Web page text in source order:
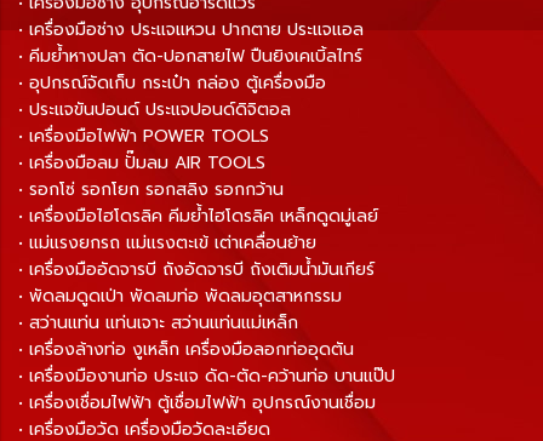
• เครื่องมือช่าง ประแจแหวน ปากตาย ประแจแอล
• คีมย้ำหางปลา ตัด-ปอกสายไฟ ปืนยิงเคเบิ้ลไทร์
• อุปกรณ์จัดเก็บ กระเป๋า กล่อง ตู้เครื่องมือ
• ประแจขันปอนด์ ประแจปอนด์ดิจิตอล
• เครื่องมือไฟฟ้า POWER TOOLS
• เครื่องมือลม ปั๊มลม AIR TOOLS
• รอกโซ่ รอกโยก รอกสลิง รอกกว้าน
• เครื่องมือไฮโดรลิค คีมย้ำไฮโดรลิค เหล็กดูดมู่เลย์
• แม่แรงยกรถ แม่แรงตะเข้ เต่าเคลื่อนย้าย
• เครื่องมืออัดจารบี ถังอัดจารบี ถังเติมน้ำมันเกียร์
• พัดลมดูดเป่า พัดลมท่อ พัดลมอุตสาหกรรม
• สว่านแท่น แท่นเจาะ สว่านแท่นแม่เหล็ก
• เครื่องล้างท่อ งูเหล็ก เครื่องมือลอกท่ออุดตัน
• เครื่องมืองานท่อ ประแจ ดัด-ตัด-คว้านท่อ บานแป๊ป
• เครื่องเชื่อมไฟฟ้า ตู้เชื่อมไฟฟ้า อุปกรณ์งานเชื่อม
• เครื่องมือวัด เครื่องมือวัดละเอียด